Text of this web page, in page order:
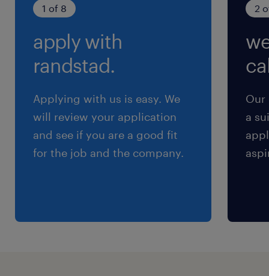
基本的に残業ナシ！ ※業況により発生しても月
5時間程度
1 of 8
apply with
randstad.
Applying with us is easy. We
will review your application
and see if you are a good fit
for the job and the company.
2
Our
a